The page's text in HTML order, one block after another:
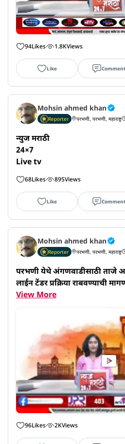
94Likes 1.8KViews
Like Comment
Mohsin ahmed khan
Reporter परभणी, परभणी, महाराष्ट्र
न्युज मराठी
24×7
Live tv
68Likes 895Views
Like Comment
Mohsin ahmed khan
Reporter परभणी, परभणी, महाराष्ट्र
परभणी येथे अंगणवाडीसाठी ताजे
लाईन टेंडर प्रक्रिया राबवण्याची
View More
96Likes 2KViews